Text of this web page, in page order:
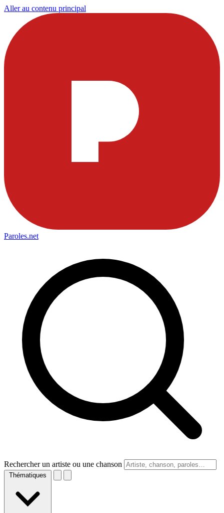
Aller au contenu principal
Paroles.net
Rechercher un artiste ou une chanson
Thématiques